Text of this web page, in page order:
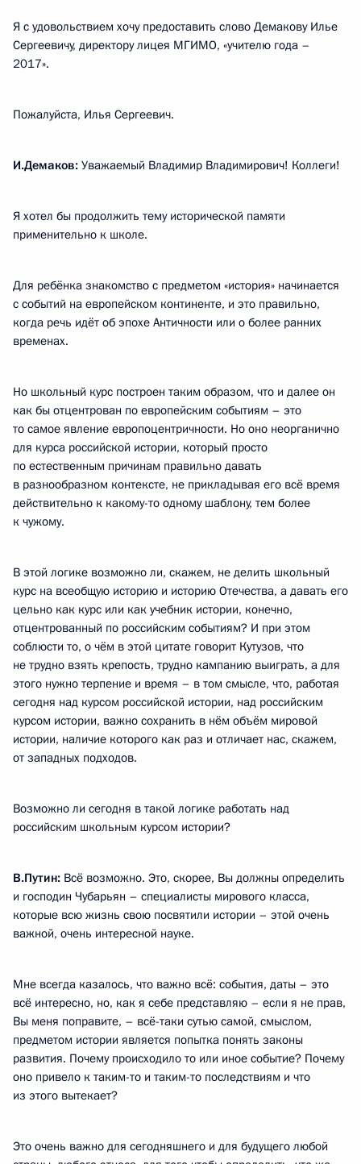
Я с удовольствием хочу предоставить слово Демакову Илье
Сергеевичу, директору лицея МГИМО, «учителю года –
2017».
Пожалуйста, Илья Сергеевич.
И.Демаков: Уважаемый Владимир Владимирович! Коллеги!
Я хотел бы продолжить тему исторической памяти
применительно к школе.
Для ребёнка знакомство с предметом «история» начинается
с событий на европейском континенте, и это правильно,
когда речь идёт об эпохе Античности или о более ранних
временах.
Но школьный курс построен таким образом, что и далее он
как бы отцентрован по европейским событиям – это
то самое явление европоцентричности. Но оно неорганично
для курса российской истории, который просто
по естественным причинам правильно давать
в разнообразном контексте, не прикладывая его всё время
действительно к какому-то одному шаблону, тем более
к чужому.
В этой логике возможно ли, скажем, не делить школьный
курс на всеобщую историю и историю Отечества, а давать его
цельно как курс или как учебник истории, конечно,
отцентрованный по российским событиям? И при этом
соблюсти то, о чём в этой цитате говорит Кутузов, что
не трудно взять крепость, трудно кампанию выиграть, а для
этого нужно терпение и время – в том смысле, что, работая
сегодня над курсом российской истории, над российским
курсом истории, важно сохранить в нём объём мировой
истории, наличие которого как раз и отличает нас, скажем,
от западных подходов.
Возможно ли сегодня в такой логике работать над
российским школьным курсом истории?
В.Путин: Всё возможно. Это, скорее, Вы должны определить
и господин Чубарьян – специалисты мирового класса,
которые всю жизнь свою посвятили истории – этой очень
важной, очень интересной науке.
Мне всегда казалось, что важно всё: события, даты – это
всё интересно, но, как я себе представляю – если я не прав,
Вы меня поправите, – всё-таки сутью самой, смыслом,
предметом истории является попытка понять законы
развития. Почему происходило то или иное событие? Почему
оно привело к таким-то и таким-то последствиям и что
из этого вытекает?
Это очень важно для сегодняшнего и для будущего любой